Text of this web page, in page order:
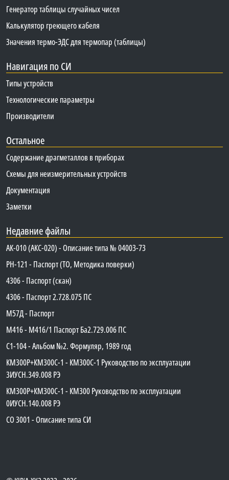
Генератор таблицы случайных чисел
Калькулятор греющего кабеля
Значения термо-ЭДС для термопар (таблицы)
Навигация по СИ
Типы устройств
Технологические параметры
Производители
Остальное
Содержание драгметаллов в приборах
Схемы для неизмерительных устройств
Документация
Заметки
Недавние файлы
АК-010 (АКС-020) - Описание типа № 04003-73
PH-121 - Паспорт (ТО, Методика поверки)
4306 - Паспорт (скан)
4306 - Паспорт 2.728.075 ПС
М57Д - Паспорт
М416 - М416/1 Паспорт Ба2.729.006 ПС
C1-104 - Альбом №2. Формуляр, 1989 год
КМ300Р+КМ300С-1 - КМ300C-1 Руководство по эксплуатации
3ИУСН.349.008 РЭ
КМ300Р+КМ300С-1 - КМ300 Руководство по эксплуатации
0ИУСН.140.008 РЭ
СО 3001 - Описание типа СИ